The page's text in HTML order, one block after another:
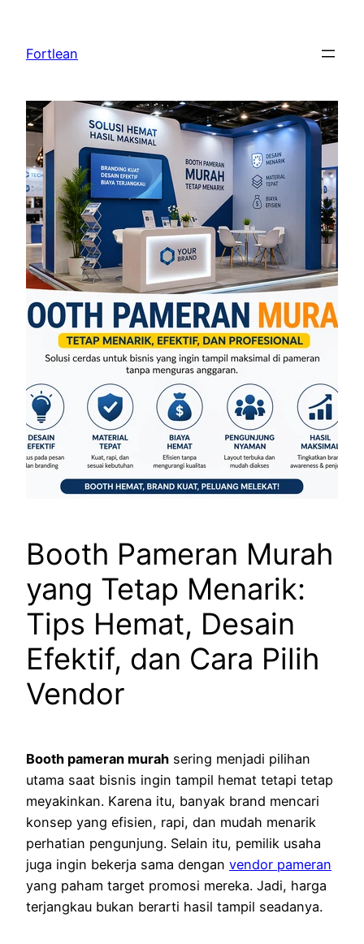
konten
Fortlean
Booth Pameran Murah
yang Tetap Menarik:
Tips Hemat, Desain
Efektif, dan Cara Pilih
Vendor
Booth pameran murah sering menjadi pilihan
utama saat bisnis ingin tampil hemat tetapi tetap
meyakinkan. Karena itu, banyak brand mencari
konsep yang efisien, rapi, dan mudah menarik
perhatian pengunjung. Selain itu, pemilik usaha
juga ingin bekerja sama dengan vendor pameran
yang paham target promosi mereka. Jadi, harga
terjangkau bukan berarti hasil tampil seadanya.